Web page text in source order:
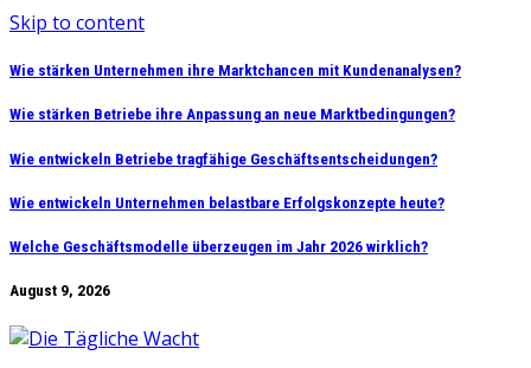
Skip to content
Wie stärken Unternehmen ihre Marktchancen mit Kundenanalysen?
Wie stärken Betriebe ihre Anpassung an neue Marktbedingungen?
Wie entwickeln Betriebe tragfähige Geschäftsentscheidungen?
Wie entwickeln Unternehmen belastbare Erfolgskonzepte heute?
Welche Geschäftsmodelle überzeugen im Jahr 2026 wirklich?
August 9, 2026